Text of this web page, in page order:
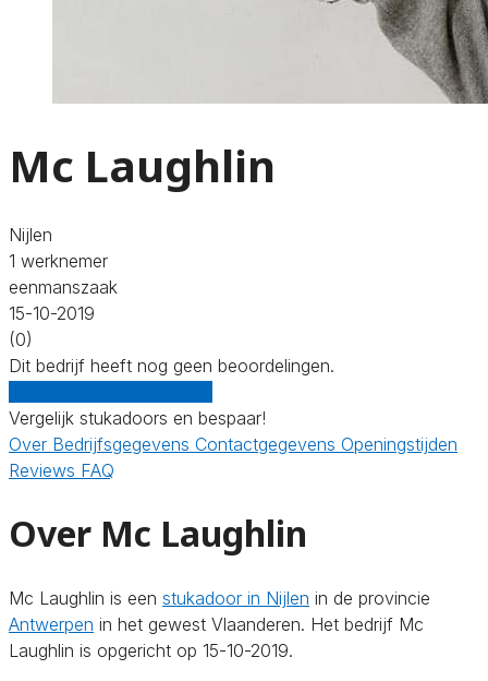
Mc Laughlin
Nijlen
1 werknemer
eenmanszaak
15-10-2019
(0)
Dit bedrijf heeft nog geen beoordelingen.
Vergelijk stukadoors en bespaar!
Over Bedrijfsgegevens Contactgegevens Openingstijden
Reviews FAQ
Over Mc Laughlin
Mc Laughlin is een stukadoor in Nijlen in de provincie
Antwerpen in het gewest Vlaanderen. Het bedrijf Mc
Laughlin is opgericht op 15-10-2019.